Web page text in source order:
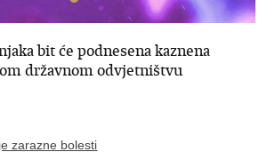
bit će podnesena kaznena
državnom odvjetništvu
zarazne bolesti